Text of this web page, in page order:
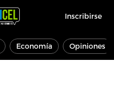
Inscribirse
Economía Opiniones